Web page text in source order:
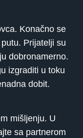
Konačno se
Prijatelji su
dobronamerno.
izgraditi u toku
dobit.
mišljenju. U
sa partnerom